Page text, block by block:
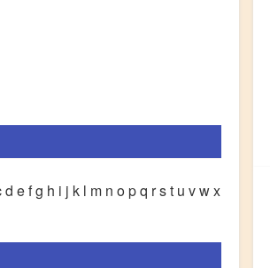
e f g h i j k l m n o p q r s t u v w x